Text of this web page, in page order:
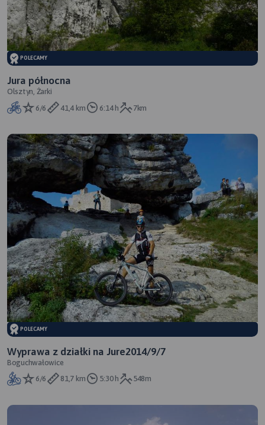
POLECAMY
Jura północna
Olsztyn, Żarki
6/6
41,4 km 6:14 h 7km
POLECAMY
Wyprawa z działki na Jure2014/9/7
Boguchwałowice
6/6
81,7 km 5:30 h 548m